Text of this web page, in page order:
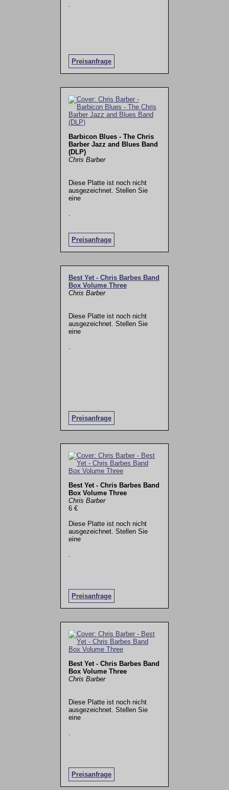
Preisanfrage
.
Barbicon Blues - The Chris
Barber Jazz and Blues Band
(DLP)
Chris Barber
Diese Platte ist noch nicht
ausgezeichnet. Stellen Sie
eine
Preisanfrage
Best Yet - Chris Barbes Band
Box Volume Three
Chris Barber
Diese Platte ist noch nicht
ausgezeichnet. Stellen Sie
eine
Preisanfrage
Best Yet - Chris Barbes Band
Box Volume Three
Chris Barber
6 €
Diese Platte ist noch nicht
ausgezeichnet. Stellen Sie
eine
Preisanfrage
Best Yet - Chris Barbes Band
Box Volume Three
Chris Barber
Diese Platte ist noch nicht
ausgezeichnet. Stellen Sie
eine
Preisanfrage